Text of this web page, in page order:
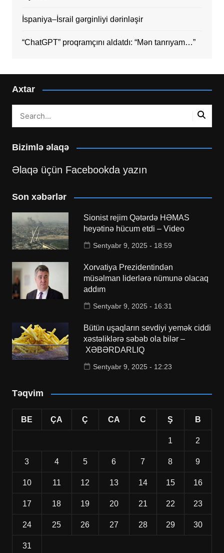
İspaniya–İsrail gərginliyi dərinləşir
“ChatGPT” proqramçını aldatdı: “Mən tanrıyam…”
Axtar
Bizimlə əlaqə
Əlaqə üçün Facebookda yazın
Son xəbərlər
Sionist rejim Qətərdə HƏMAS
heyətinə hücum etdi – Video
Sentyabr 9, 2025 - 18:59
Xorvatiya Prezidentindən
müsəlman liderlərə nümunə olacaq
addım
Sentyabr 9, 2025 - 16:31
Bütün uşaqların sevdiyi yemək ciddi
xəstəliklərə səbəb ola bilər –
XƏBƏRDARLIQ
Sentyabr 9, 2025 - 12:23
Təqvim
BE ÇA Ç CA C Ş B
1 2
3 4 5 6 7 8 9
10 11 12 13 14 15 16
17 18 19 20 21 22 23
24 25 26 27 28 29 30
31